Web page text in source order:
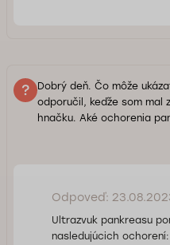
Dobrý deň. Čo môže
odporučil, keďže som mal
hnačku. Aké ochorenia
Odpoveď:
Ultrazvuk pankreasu
nasledujúcich